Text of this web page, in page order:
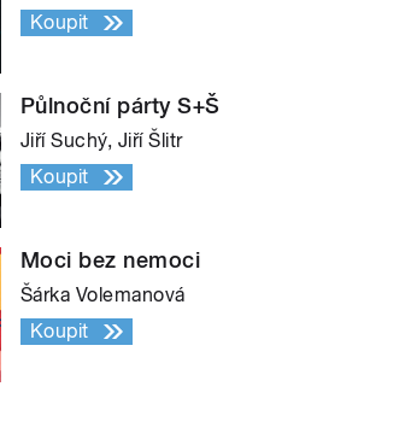
Koupit
Půlnoční párty S+Š
Jiří Suchý, Jiří Šlitr
Koupit
Moci bez nemoci
Šárka Volemanová
Koupit